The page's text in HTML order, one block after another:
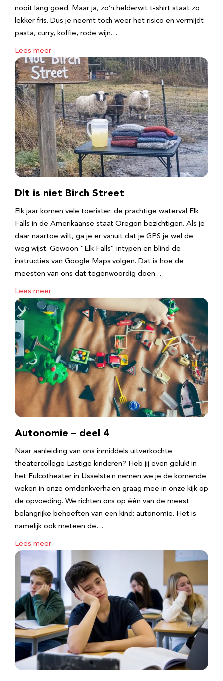
nooit lang goed. Maar ja, zo’n helderwit t-shirt staat zo
lekker fris. Dus je neemt toch weer het risico en vermijdt
pasta, curry, koffie, rode wijn…
Lees meer
Dit is niet Birch Street
Elk jaar komen vele toeristen de prachtige waterval Elk
Falls in de Amerikaanse staat Oregon bezichtigen. Als je
daar naartoe wilt, ga je er vanuit dat je GPS je wel de
weg wijst. Gewoon “Elk Falls” intypen en blind de
instructies van Google Maps volgen. Dat is hoe de
meesten van ons dat tegenwoordig doen.…
Lees meer
Autonomie – deel 4
Naar aanleiding van ons inmiddels uitverkochte
theatercollege Lastige kinderen? Heb jij even geluk! in
het Fulcotheater in IJsselstein nemen we je de komende
weken in onze omdenkverhalen graag mee in onze kijk op
de opvoeding. We richten ons op één van de meest
belangrijke behoeften van een kind: autonomie. Het is
namelijk ook meteen de…
Lees meer